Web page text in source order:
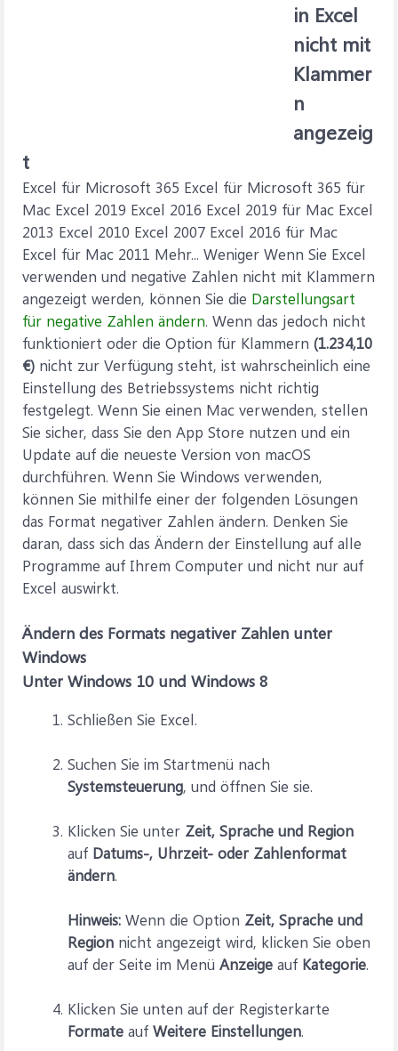
in Excel
nicht mit
Klammer
n
angezeig
t
Excel für Microsoft 365 Excel für Microsoft 365 für
Mac Excel 2019 Excel 2016 Excel 2019 für Mac Excel
2013 Excel 2010 Excel 2007 Excel 2016 für Mac
Excel für Mac 2011 Mehr... Weniger Wenn Sie Excel
verwenden und negative Zahlen nicht mit Klammern
angezeigt werden, können Sie die Darstellungsart
für negative Zahlen ändern. Wenn das jedoch nicht
funktioniert oder die Option für Klammern (1.234,10
€) nicht zur Verfügung steht, ist wahrscheinlich eine
Einstellung des Betriebssystems nicht richtig
festgelegt. Wenn Sie einen Mac verwenden, stellen
Sie sicher, dass Sie den App Store nutzen und ein
Update auf die neueste Version von macOS
durchführen. Wenn Sie Windows verwenden,
können Sie mithilfe einer der folgenden Lösungen
das Format negativer Zahlen ändern. Denken Sie
daran, dass sich das Ändern der Einstellung auf alle
Programme auf Ihrem Computer und nicht nur auf
Excel auswirkt.
Ändern des Formats negativer Zahlen unter
Windows
Unter Windows 10 und Windows 8
Schließen Sie Excel.
Suchen Sie im Startmenü nach
Systemsteuerung, und öffnen Sie sie.
Klicken Sie unter Zeit, Sprache und Region
auf Datums-, Uhrzeit- oder Zahlenformat
ändern.
Hinweis: Wenn die Option Zeit, Sprache und
Region nicht angezeigt wird, klicken Sie oben
auf der Seite im Menü Anzeige auf Kategorie.
Klicken Sie unten auf der Registerkarte
Formate auf Weitere Einstellungen.